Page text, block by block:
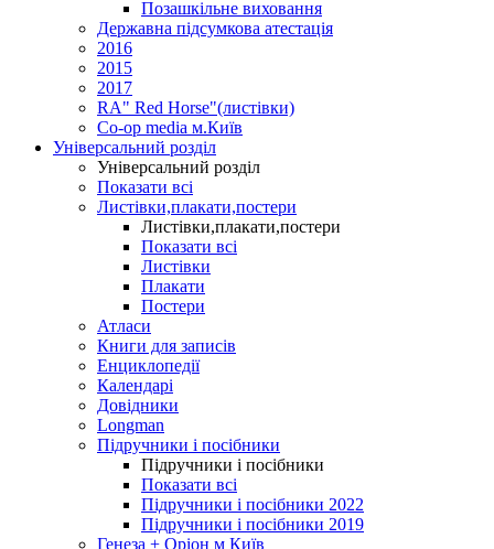
Позашкільне виховання
Державна підсумкова атестація
2016
2015
2017
RA" Red Horse"(листівки)
Co-op media м.Київ
Універсальний розділ
Універсальний розділ
Показати всі
Листівки,плакати,постери
Листівки,плакати,постери
Показати всі
Листівки
Плакати
Постери
Атласи
Книги для записів
Енциклопедії
Календарі
Довідники
Longman
Підручники і посібники
Підручники і посібники
Показати всі
Підручники і посібники 2022
Підручники і посібники 2019
Генеза + Оріон м Київ